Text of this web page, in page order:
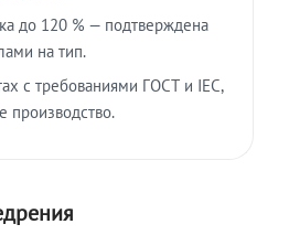
до 120 % — подтверждена
на тип.
с требованиями ГОСТ и IEC,
производство.